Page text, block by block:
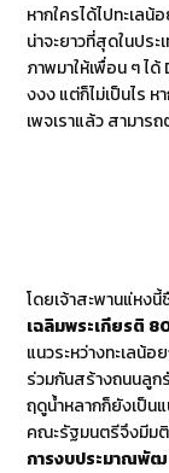
หากใครได้ไปทะเลน้
น่าจะยาวที่สุดในปร
ภาพมาให้เพื่อน ๆ ไ
งงง แต่ก็ไม่เป็นไร ห
เพจเราแล้ว สามาร
โดยเจ้าสะพานแ่หง
เฉลิมพระเกียรติ
แนวระหว่างทะเลน้
ร่วมกันสร้างถนนลู
ฤดูน้ำหลากก็ยังเป็นแ
คณะรัฐมนตรีจึงมีมติ
การงบประมาณพัฒ